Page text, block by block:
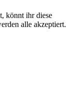
könnt ihr diese
alle akzeptiert.